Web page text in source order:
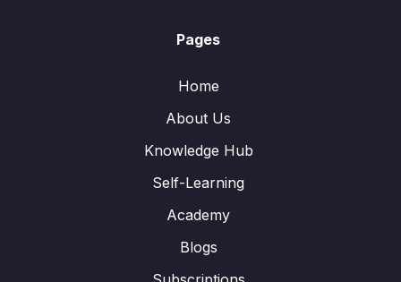
Pages
Home
About Us
Knowledge Hub
Self-Learning
Academy
Blogs